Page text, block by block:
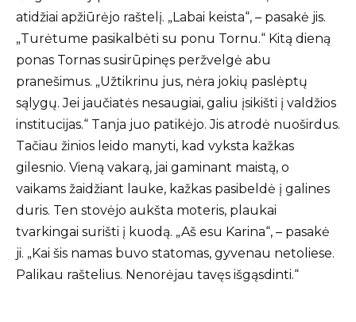
atidžiai apžiūrėjo raštelį. „Labai keista“, – pasakė jis.
„Turėtume pasikalbėti su ponu Tornu.“ Kitą dieną
ponas Tornas susirūpinęs peržvelgė abu
pranešimus. „Užtikrinu jus, nėra jokių paslėptų
sąlygų. Jei jaučiatės nesaugiai, galiu įsikišti į valdžios
institucijas.“ Tanja juo patikėjo. Jis atrodė nuoširdus.
Tačiau žinios leido manyti, kad vyksta kažkas
gilesnio. Vieną vakarą, jai gaminant maistą, o
vaikams žaidžiant lauke, kažkas pasibeldė į galines
duris. Ten stovėjo aukšta moteris, plaukai
tvarkingai surišti į kuodą. „Aš esu Karina“, – pasakė
ji. „Kai šis namas buvo statomas, gyvenau netoliese.
Palikau raštelius. Nenorėjau tavęs išgąsdinti.“